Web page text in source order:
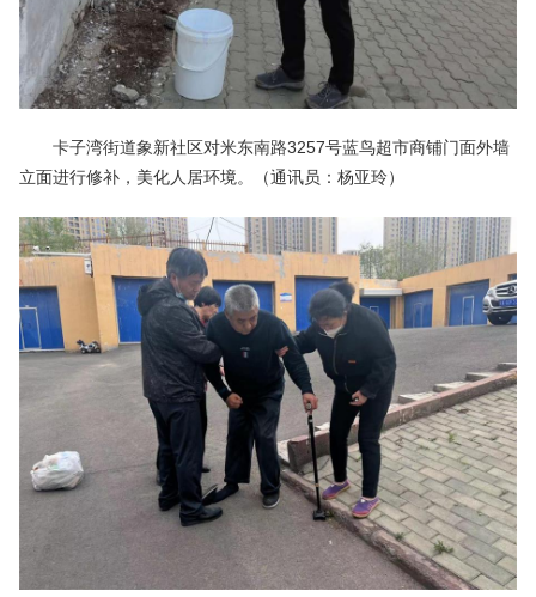
卡子湾街道象新社区对米东南路3257号蓝鸟超市商铺门面外墙
立面进行修补，美化人居环境。（通讯员：杨亚玲）